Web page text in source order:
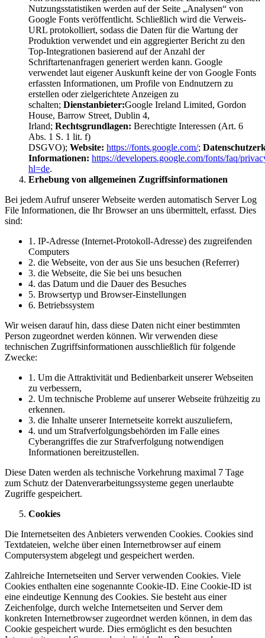
Nutzungsstatistiken werden auf der Seite „Analysen“ von
Google Fonts veröffentlicht. Schließlich wird die Verweis-
URL protokolliert, sodass die Daten für die Wartung der
Produktion verwendet und ein aggregierter Bericht zu den
Top-Integrationen basierend auf der Anzahl der
Schriftartenanfragen generiert werden kann. Google
verwendet laut eigener Auskunft keine der von Google Fonts
erfassten Informationen, um Profile von Endnutzern zu
erstellen oder zielgerichtete Anzeigen zu
schalten; Dienstanbieter:Google Ireland Limited, Gordon
House, Barrow Street, Dublin 4,
Irland; Rechtsgrundlagen: Berechtigte Interessen (Art. 6
Abs. 1 S. 1 lit. f)
DSGVO); Website: https://fonts.google.com/;
Informationen: https://developers.google.com/fonts/faq/
hl=de.
Erhebung von allgemeinen Zugriffsinformationen
Bei jedem Aufruf unserer Webseite werden automatisch Server Log
File Informationen, die Ihr Browser an uns übermittelt, erfasst. Dies
sind:
1. IP-Adresse (Internet-Protokoll-Adresse) des zugreifenden
Computers
2. die Webseite, von der aus Sie uns besuchen (Referrer)
3. die Webseite, die Sie bei uns besuchen
4. das Datum und die Dauer des Besuches
5. Browsertyp und Browser-Einstellungen
6. Betriebssystem
Wir weisen darauf hin, dass diese Daten nicht einer bestimmten
Person zugeordnet werden können. Wir verwenden diese
technischen Zugriffsinformationen ausschließlich für folgende
Zwecke:
1. Um die Attraktivität und Bedienbarkeit unserer Webseiten
zu verbessern,
2. Um technische Probleme auf unserer Webseite frühzeitig zu
erkennen.
3. die Inhalte unserer Internetseite korrekt auszuliefern,
4. und um Strafverfolgungsbehörden im Falle eines
Cyberangriffes die zur Strafverfolgung notwendigen
Informationen bereitzustellen.
Diese Daten werden als technische Vorkehrung maximal 7 Tage
zum Schutz der Datenverarbeitungssysteme gegen unerlaubte
Zugriffe gespeichert.
Cookies
Die Internetseiten des Anbieters verwenden Cookies. Cookies sind
Textdateien, welche über einen Internetbrowser auf einem
Computersystem abgelegt und gespeichert werden.
Zahlreiche Internetseiten und Server verwenden Cookies. Viele
Cookies enthalten eine sogenannte Cookie-ID. Eine Cookie-ID ist
eine eindeutige Kennung des Cookies. Sie besteht aus einer
Zeichenfolge, durch welche Internetseiten und Server dem
konkreten Internetbrowser zugeordnet werden können, in dem das
Cookie gespeichert wurde. Dies ermöglicht es den besuchten